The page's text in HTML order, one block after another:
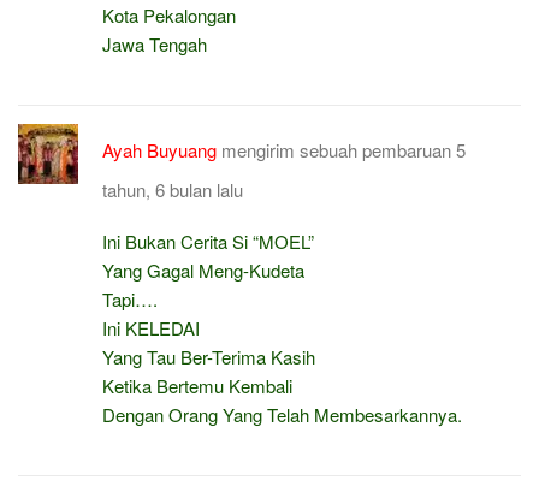
Kota Pekalongan
Jawa Tengah
Ayah Buyuang mengirim sebuah pembaruan5
tahun, 6 bulan lalu
Ini Bukan Cerita Si “MOEL”
Yang Gagal Meng-Kudeta
Tapi….
Ini KELEDAI
Yang Tau Ber-Terima Kasih
Ketika Bertemu Kembali
Dengan Orang Yang Telah Membesarkannya.